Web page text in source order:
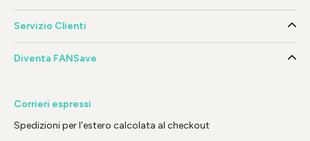
Servizio Clienti
Diventa FANSave
Corrieri espressi
Spedizioni per l'estero calcolata al checkout